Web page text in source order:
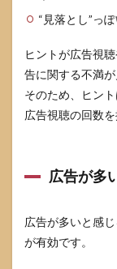
“見落とし”っ
ヒントが広告視
告に関する不満が
そのため、ヒン
広告視聴の回数を
広告が多
広告が多いと感
が有効です。